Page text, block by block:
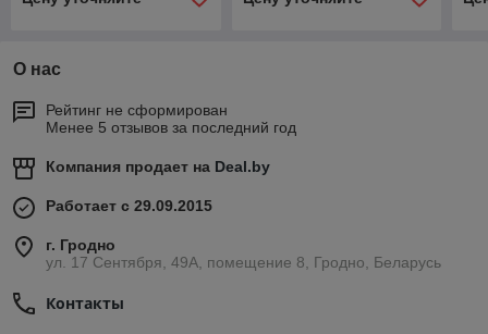
О нас
Рейтинг не сформирован
Менее 5 отзывов за последний год
Компания продает на Deal.by
Работает с 29.09.2015
г. Гродно
ул. 17 Сентября, 49А, помещение 8, Гродно, Беларусь
Контакты